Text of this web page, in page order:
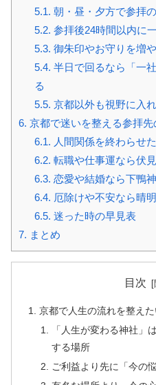
5.1. 朝・昼・夕方で参拝
5.2. 参拝後24時間以内に
5.3. 御朱印やお守りを増
5.4. 半日で回るなら「一
る
5.5. 京都以外も視野に入
6. 京都で迷いを整える参拝先
6.1. 人間関係を終わらせ
6.2. 転職や仕事運なら伏
6.3. 恋愛や結婚なら下鴨
6.4. 厄除けや不安なら晴
6.5. 迷った時の早見表
7. まとめ
目次
京都で人生の流れを整え
「人生が変わる神社」
する場所
ご利益より先に「今の